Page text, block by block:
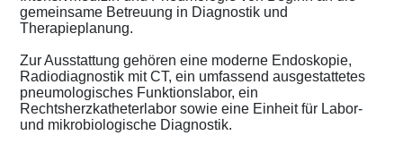
gemeinsame Betreuung in Diagnostik und
Therapieplanung.
Zur Ausstattung gehören eine moderne Endoskopie,
Radiodiagnostik mit CT, ein umfassend ausgestattetes
pneumologisches Funktionslabor, ein
Rechtsherzkatheterlabor sowie eine Einheit für Labor-
und mikrobiologische Diagnostik.